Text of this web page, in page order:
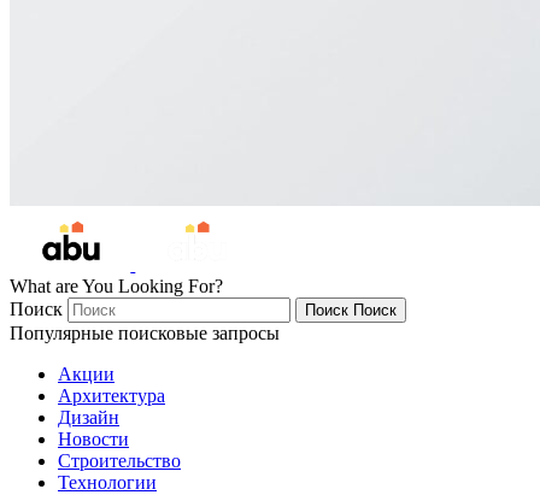
What are You Looking For?
Поиск
Поиск Поиск
Популярные поисковые запросы
Акции
Архитектура
Дизайн
Новости
Строительство
Технологии